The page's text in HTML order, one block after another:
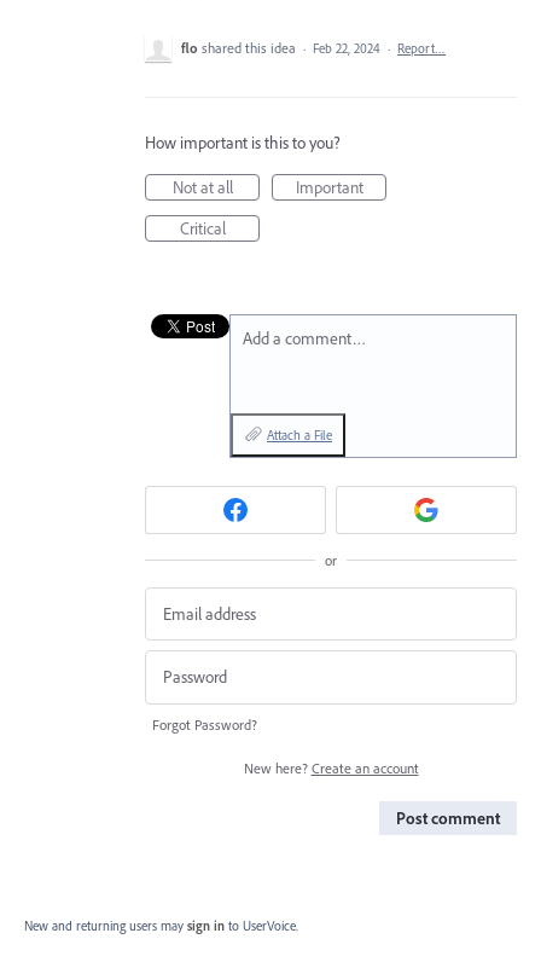
flo shared this idea · Feb 22, 2024 · Report…
How important is this to you?
Not at all
Important
Critical
Add a comment…
Attach a File
or
Forgot Password?
New here? Create an account
Post comment
New and returning users may sign in to UserVoice.